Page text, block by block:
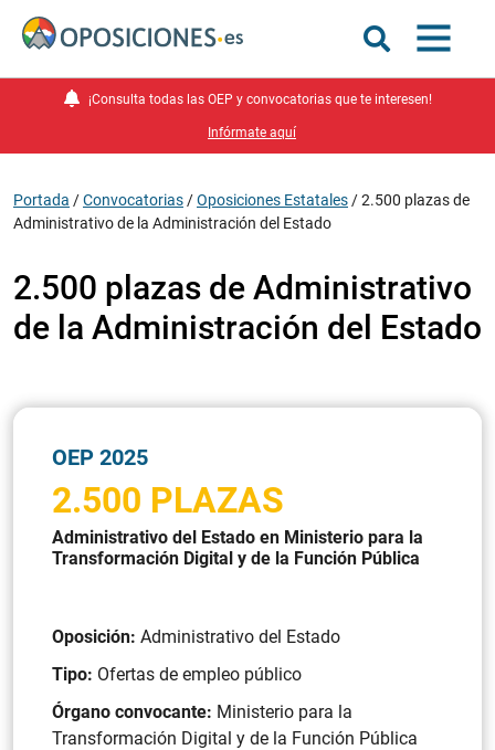
¡Consulta todas las OEP y convocatorias que te interesen!
Infórmate aquí
Portada /Convocatorias /Oposiciones Estatales /2.500 plazas de
Administrativo de la Administración del Estado
2.500 plazas de Administrativo
de la Administración del Estado
OEP 2025
2.500 PLAZAS
Administrativo del Estado en Ministerio para la
Transformación Digital y de la Función Pública
Oposición: Administrativo del Estado
Tipo: Ofertas de empleo público
Órgano convocante: Ministerio para la
Transformación Digital y de la Función Pública